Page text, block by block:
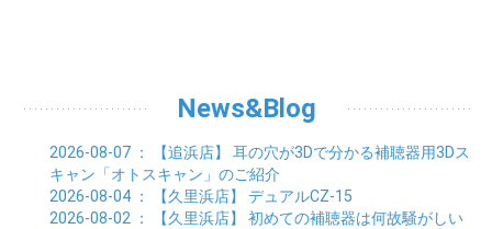
01月 (24)
02月 (20)
01月 (23)
03月 (25)
02月 (30)
01月 (33)
06月 (15)
04月 (9)
03月 (7)
02月 (7)
01月 (9)
News&Blog
2026-08-07 ： 【追浜店】 耳の穴が3Dで分かる補聴器用3Dス
キャン「オトスキャン」のご紹介
2026-08-04 ： 【久里浜店】 デュアルCZ-15
2026-08-02 ： 【久里浜店】 初めての補聴器は何故騒がしい